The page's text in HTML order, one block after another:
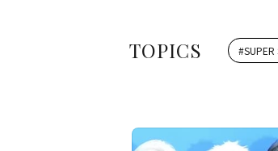
TOPICS #SUPER